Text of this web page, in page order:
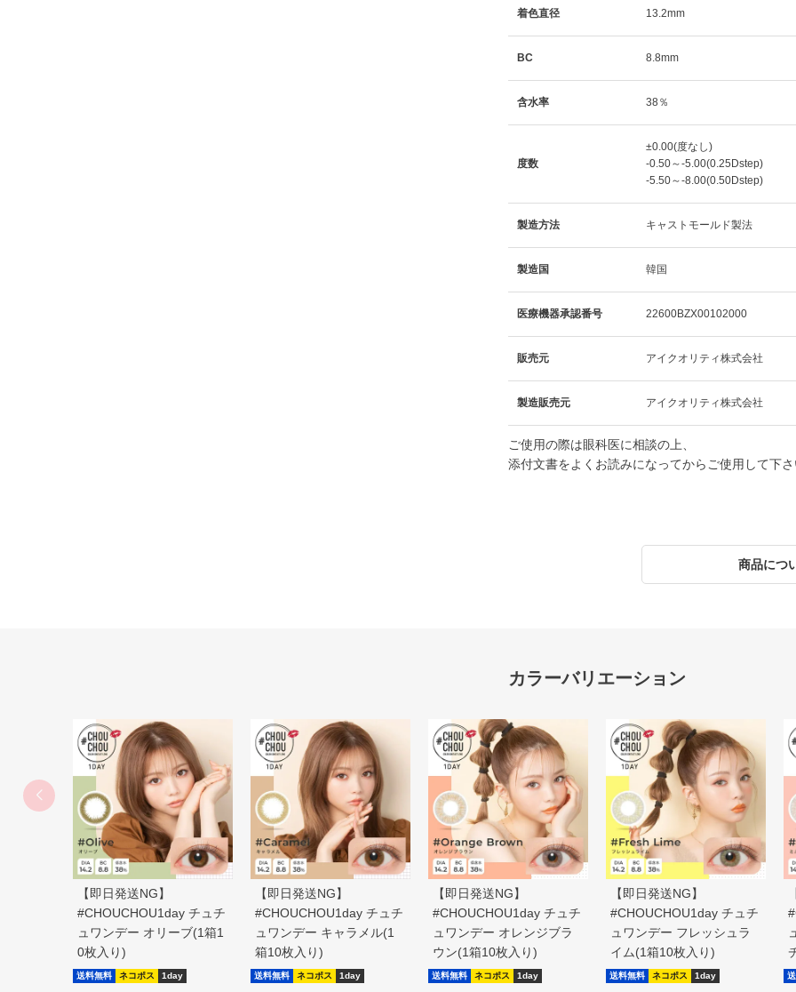
着色直径 13.2mm
BC 8.8mm
含水率 38％
度数
±0.00(度なし)
-0.50～-5.00(0.25Dstep)
-5.50～-8.00(0.50Dstep)
製造方法 キャストモールド製法
製造国 韓国
医療機器承認番号 22600BZX00102000
販売元 アイクオリティ株式会社
製造販売元 アイクオリティ株式会社
ご使用の際は眼科医に相談の上、
添付文書をよくお読みになってからご使用して下
商品につ
【即日発送NG】
#CHOUCHOU1day チュチ
ュワンデー オリーブ(1箱1
0枚入り)
送料無料 ネコポス 1day
【即日発送NG】
#CHOUCHOU1day チュチ
ュワンデー キャラメル(1
箱10枚入り)
送料無料 ネコポス 1day
【即日発送NG】
#CHOUCHOU1day チュチ
ュワンデー オレンジブラ
ウン(1箱10枚入り)
送料無料 ネコポス 1day
【即日発送NG】
#CHOUCHOU1day チュチ
ュワンデー フレッシュラ
イム(1箱10枚入り)
送料無料 ネコポス 1day